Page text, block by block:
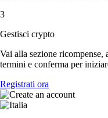
3
Gestisci crypto
Vai alla sezione
termini e conferma per
Registrati ora